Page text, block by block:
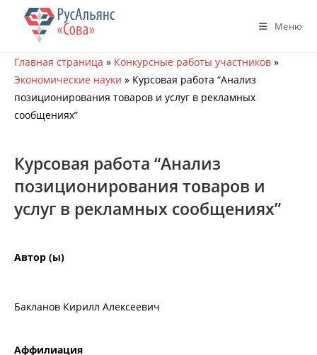
Перейти
содержимому
Меню
Главная страница » Конкурсные работы участников »
Экономические науки » Курсовая работа “Анализ
позиционирования товаров и услуг в рекламных
сообщениях”
Курсовая работа “Анализ
позиционирования товаров и
услуг в рекламных сообщениях”
Автор (ы)
Бакланов Кирилл Алексеевич
Аффилиация